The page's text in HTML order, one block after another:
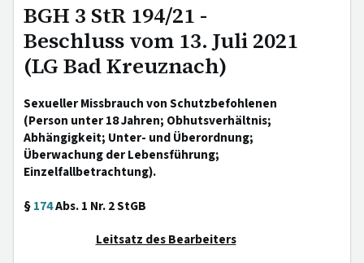
BGH 3 StR 194/21 -
Beschluss vom 13. Juli 2021
(LG Bad Kreuznach)
Sexueller Missbrauch von Schutzbefohlenen
(Person unter 18 Jahren; Obhutsverhältnis;
Abhängigkeit; Unter- und Überordnung;
Überwachung der Lebensführung;
Einzelfallbetrachtung).
§174Abs. 1 Nr. 2 StGB
Leitsatz des Bearbeiters